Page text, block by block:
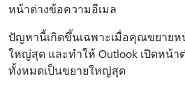
หน้าต่างข้อความอีเมล
ปัญหานี้เกิดขึ้นเฉพาะเมื่อคุณขยายห
ใหญ่สุด และทําให้ Outlook เปิดหน้
ทั้งหมดเป็นขยายใหญ่สุด